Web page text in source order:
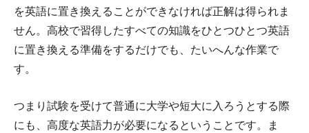
を英語に置き換えることができなければ正解は得られま
せん。高校で習得したすべての知識をひとつひとつ英語
に置き換える準備をするだけでも、たいへんな作業で
す。
つまり試験を受けて普通に大学や短大に入ろうとする際
にも、高度な英語力が必要になるということです。ま